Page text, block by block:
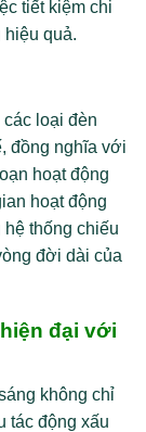
tiết kiệm chi
hiệu quả.
loại đèn
đồng nghĩa với
hoạt động
hoạt động
thống chiếu
đời dài của
đại với
không chỉ
tác động xấu